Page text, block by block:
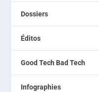
Dossiers
Éditos
Good Tech Bad Tech
Infographies